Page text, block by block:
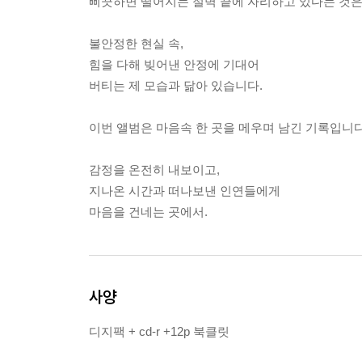
불안정한 현실 속,
힘을 다해 빚어낸 안정에 기대어
버티는 제 모습과 닮아 있습니다.
이번 앨범은 마음속 한 곳을 메우며 남긴 기록입니
감정을 온전히 내보이고,
지나온 시간과 떠나보낸 인연들에게
마음을 건네는 곳에서.
사양
디지팩 + cd-r +12p 북클릿